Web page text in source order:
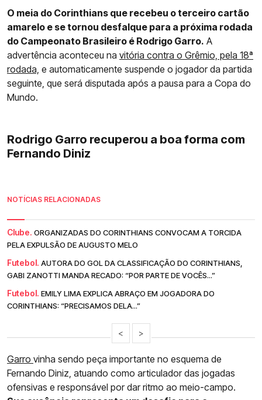
O meia do Corinthians que recebeu o terceiro cartão
amarelo e se tornou desfalque para a próxima rodada
do Campeonato Brasileiro é Rodrigo Garro. A
advertência aconteceu na vitória contra o Grêmio, pela 18ª
rodada, e automaticamente suspende o jogador da partida
seguinte, que será disputada após a pausa para a Copa do
Mundo.
Rodrigo Garro recuperou a boa forma com
Fernando Diniz
NOTÍCIAS RELACIONADAS
Clube. ORGANIZADAS DO CORINTHIANS CONVOCAM A TORCIDA
PELA EXPULSÃO DE AUGUSTO MELO
Futebol. AUTORA DO GOL DA CLASSIFICAÇÃO DO CORINTHIANS,
GABI ZANOTTI MANDA RECADO: “POR PARTE DE VOCÊS...”
Futebol. EMILY LIMA EXPLICA ABRAÇO EM JOGADORA DO
CORINTHIANS: “PRECISAMOS DELA...”
< >
Garro vinha sendo peça importante no esquema de
Fernando Diniz, atuando como articulador das jogadas
ofensivas e responsável por dar ritmo ao meio-campo.